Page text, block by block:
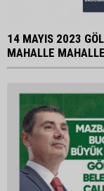
14 MAYIS 2023
MAHALLE